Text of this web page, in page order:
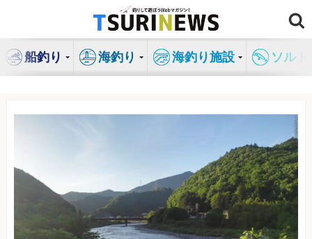
ン
船釣り 海釣り 海釣り施設 ソル